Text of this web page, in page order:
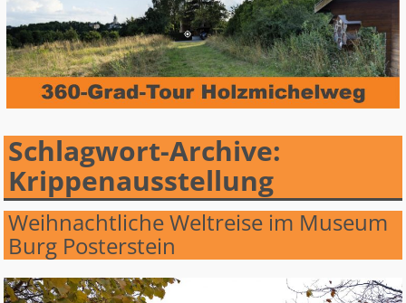
Schlagwort-Archive:
Krippenausstellung
Weihnachtliche Weltreise im Museum
Burg Posterstein